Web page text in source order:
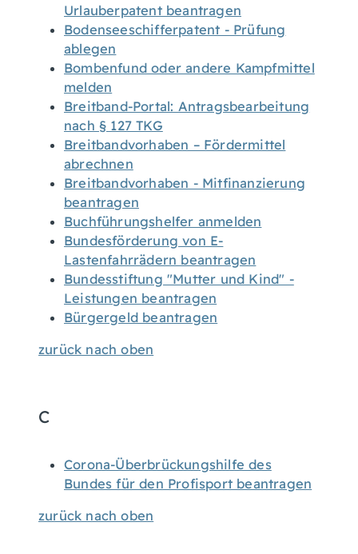
Urlauberpatent beantragen
Bodenseeschifferpatent - Prüfung
ablegen
Bombenfund oder andere Kampfmittel
melden
Breitband-Portal: Antragsbearbeitung
nach § 127 TKG
Breitbandvorhaben – Fördermittel
abrechnen
Breitbandvorhaben - Mitfinanzierung
beantragen
Buchführungshelfer anmelden
Bundesförderung von E-
Lastenfahrrädern beantragen
Bundesstiftung "Mutter und Kind" -
Leistungen beantragen
Bürgergeld beantragen
zurück nach oben
C
Corona-Überbrückungshilfe des
Bundes für den Profisport beantragen
zurück nach oben